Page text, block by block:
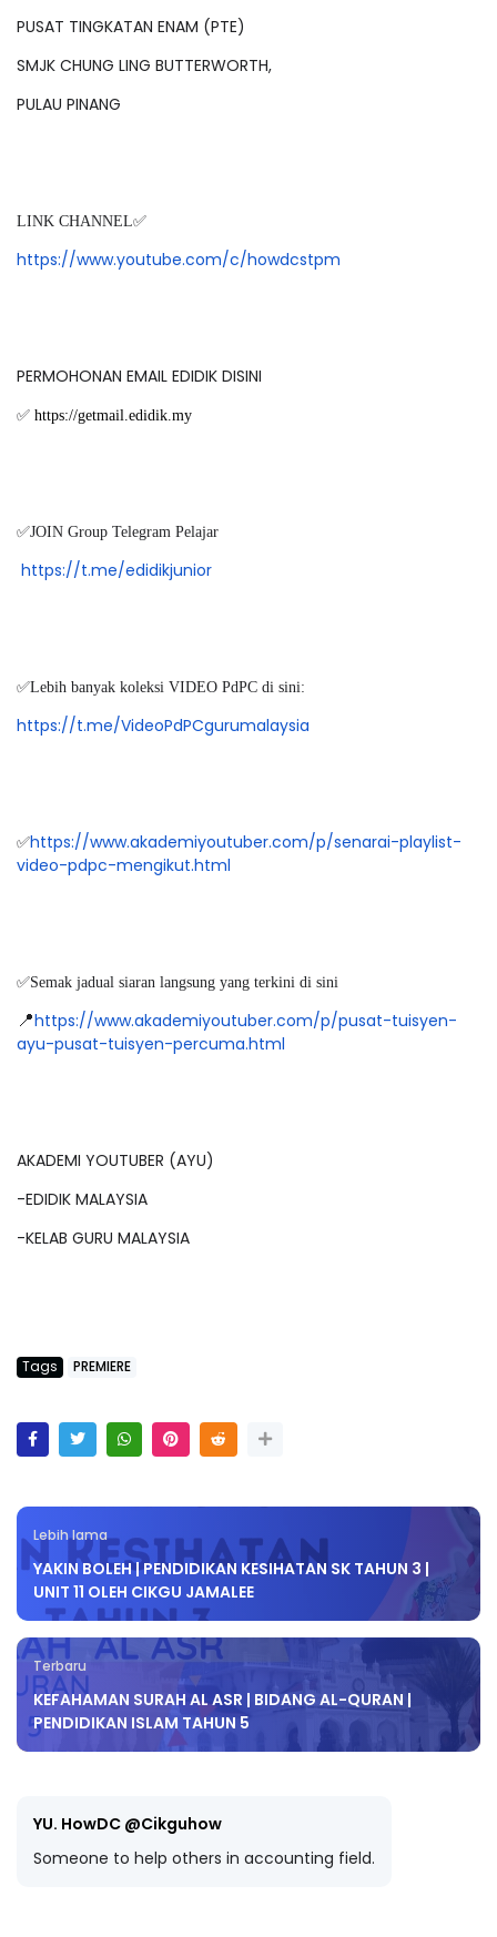
PUSAT TINGKATAN ENAM (PTE)
SMJK CHUNG LING BUTTERWORTH,
PULAU PINANG
LINK CHANNEL✅
https://www.youtube.com/c/howdcstpm
PERMOHONAN EMAIL EDIDIK DISINI
✅ https://getmail.edidik.my
✅JOIN Group Telegram Pelajar
https://t.me/edidikjunior
✅Lebih banyak koleksi VIDEO PdPC di sini:
https://t.me/VideoPdPCgurumalaysia
✅https://www.akademiyoutuber.com/p/senarai-playlist-
video-pdpc-mengikut.html
✅Semak jadual siaran langsung yang terkini di sini
📍https://www.akademiyoutuber.com/p/pusat-tuisyen-
ayu-pusat-tuisyen-percuma.html
AKADEMI YOUTUBER (AYU)
-EDIDIK MALAYSIA
-KELAB GURU MALAYSIA
Tags PREMIERE
Lebih lama
YAKIN BOLEH | PENDIDIKAN KESIHATAN SK TAHUN 3 |
UNIT 11 OLEH CIKGU JAMALEE
Terbaru
KEFAHAMAN SURAH AL ASR | BIDANG AL-QURAN |
PENDIDIKAN ISLAM TAHUN 5
YU. HowDC @Cikguhow
Someone to help others in accounting field.